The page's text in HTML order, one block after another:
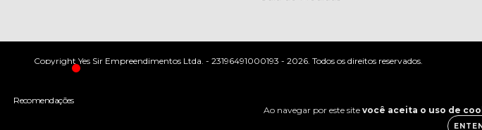
Ao navegar por este site você aceita o uso de
Copyright Yes Sir Empreendimentos Ltda. - 23196491000193 - 2026. Todos os direitos reservados.